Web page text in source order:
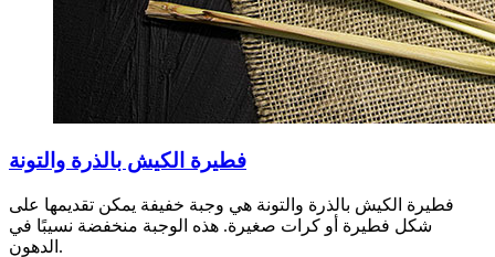
فطيرة الكيش بالذرة والتونة
فطيرة الكيش بالذرة والتونة هي وجبة خفيفة يمكن تقديمها على
شكل فطيرة أو كرات صغيرة. هذه الوجبة منخفضة نسيبًا في
الدهون.